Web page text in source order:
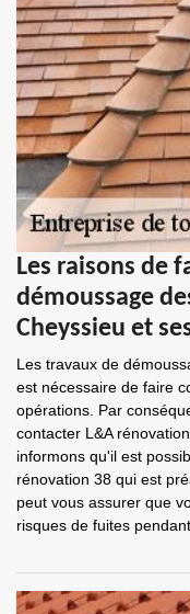
Les raisons de
démoussage
Cheyssieu et
Les travaux de
est nécessaire de faire
opérations. Par
contacter L&A
informons qu'il est
rénovation 38 qui est
peut vous assurer que
risques de fuites